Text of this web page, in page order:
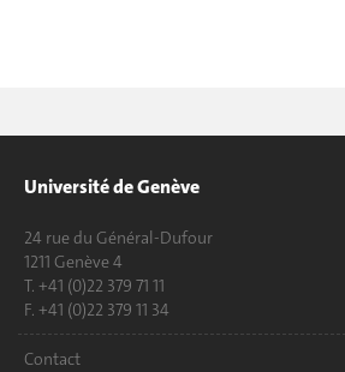
Université de Genève
24 rue du Général-Dufour
1211 Genève 4
T. +41 (0)22 379 71 11
F. +41 (0)22 379 11 34
Contact